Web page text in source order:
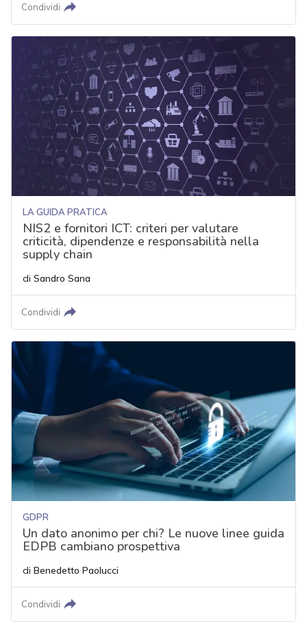
Condividi
LA GUIDA PRATICA
NIS2 e fornitori ICT: criteri per valutare
criticità, dipendenze e responsabilità nella
supply chain
di Sandro Sana
Condividi
GDPR
Un dato anonimo per chi? Le nuove linee guida
EDPB cambiano prospettiva
di Benedetto Paolucci
Condividi